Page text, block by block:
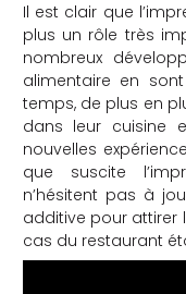
Il est clair que
plus un rôle très
nombreux
alimentaire en
temps, de plus en
dans leur cuisine
nouvelles
que suscite
n’hésitent pas à
additive pour attirer
cas du restaurant